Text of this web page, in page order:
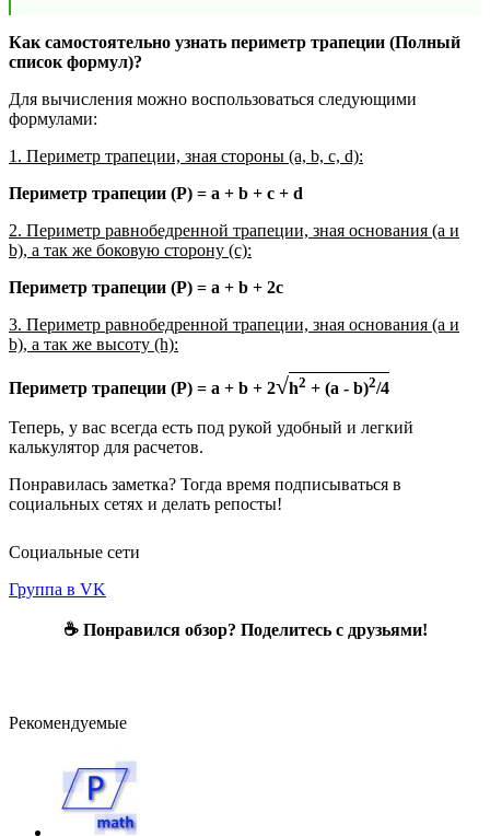
Как самостоятельно узнать периметр трапеции (Полный
список формул)?
Для вычисления можно воспользоваться следующими
формулами:
1. Периметр трапеции, зная стороны (a, b, c, d):
Периметр трапеции (P) = a + b + c + d
2. Периметр равнобедренной трапеции, зная основания (a и
b), а так же боковую сторону (c):
Периметр трапеции (P) = a + b + 2c
3. Периметр равнобедренной трапеции, зная основания (a и
b), а так же высоту (h):
Периметр трапеции (P) = a + b + 2√h2 + (a - b)2/4
Теперь, у вас всегда есть под рукой удобный и легкий
калькулятор для расчетов.
Понравилась заметка? Тогда время подписываться в
социальных сетях и делать репосты!
Социальные сети
Группа в VK
☕ Понравился обзор? Поделитесь с друзьями!
Рекомендуемые